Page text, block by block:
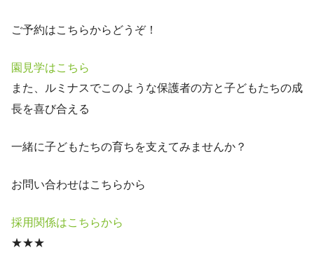
ご予約はこちらからどうぞ！
園見学はこちら
また、ルミナスでこのような保護者の方と子どもたちの成
長を喜び合える
一緒に子どもたちの育ちを支えてみませんか？
お問い合わせはこちらから
採用関係はこちらから
★★★